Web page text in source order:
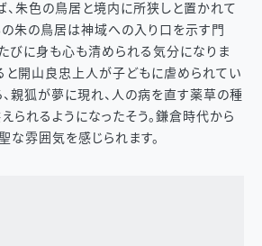
朱色の鳥居と境内に所狭しと置かれて
の朱の鳥居は神域への入り口を示す門
びに身も心も清められる気分になりま
と開山良忠上人が子どもに虐められてい
親狐が夢に現れ、人の病を直す薬草の種
られるようになったそう。鎌倉時代から
な雰囲気を感じられます。